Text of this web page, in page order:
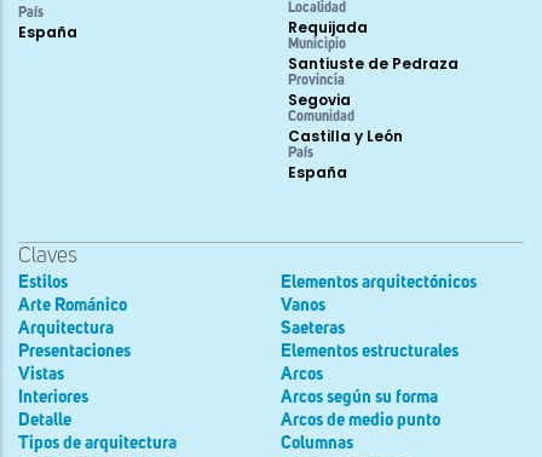
País
España
Localidad
Requijada
Municipio
Santiuste de Pedraza
Provincia
Segovia
Comunidad
Castilla y León
País
España
Claves
Estilos
Arte Románico
Arquitectura
Presentaciones
Vistas
Interiores
Detalle
Tipos de arquitectura
Elementos arquitectónicos
Vanos
Saeteras
Elementos estructurales
Arcos
Arcos según su forma
Arcos de medio punto
Columnas